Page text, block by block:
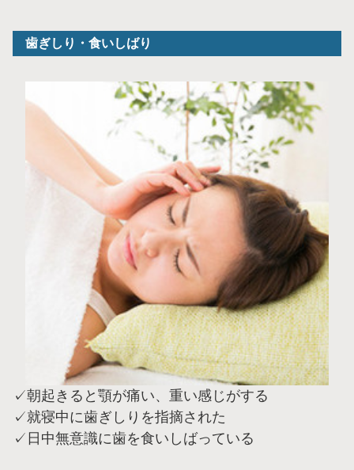
歯ぎしり・食いしばり
✓朝起きると顎が痛い、重い感じがする
✓就寝中に歯ぎしりを指摘された
✓日中無意識に歯を食いしばっている